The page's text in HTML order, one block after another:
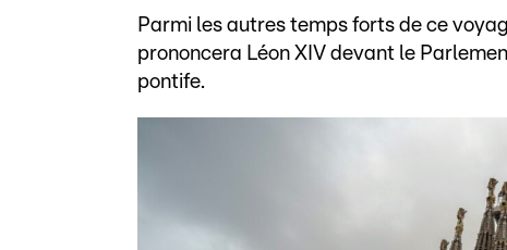
Parmi les autres temps forts de ce
prononcera Léon XIV devant le
pontife.